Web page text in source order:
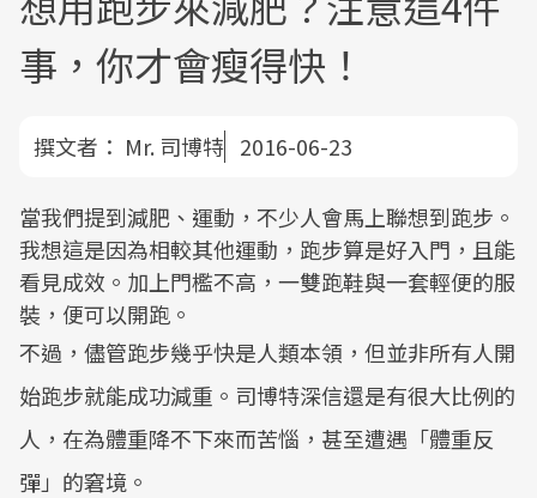
事，你才會瘦得快！
撰文者： Mr. 司博特 2016-06-23
當我們提到減肥、運動，不少人會馬上聯想到跑步。
我想這是因為相較其他運動，跑步算是好入門，且能
看見成效。加上門檻不高，一雙跑鞋與一套輕便的服
裝，便可以開跑。
不過，儘管跑步幾乎快是人類本領，但並非所有人開
始跑步就能成功減重。司博特深信還是有很大比例的
人，在為體重降不下來而苦惱，甚至遭遇「體重反
彈」的窘境。